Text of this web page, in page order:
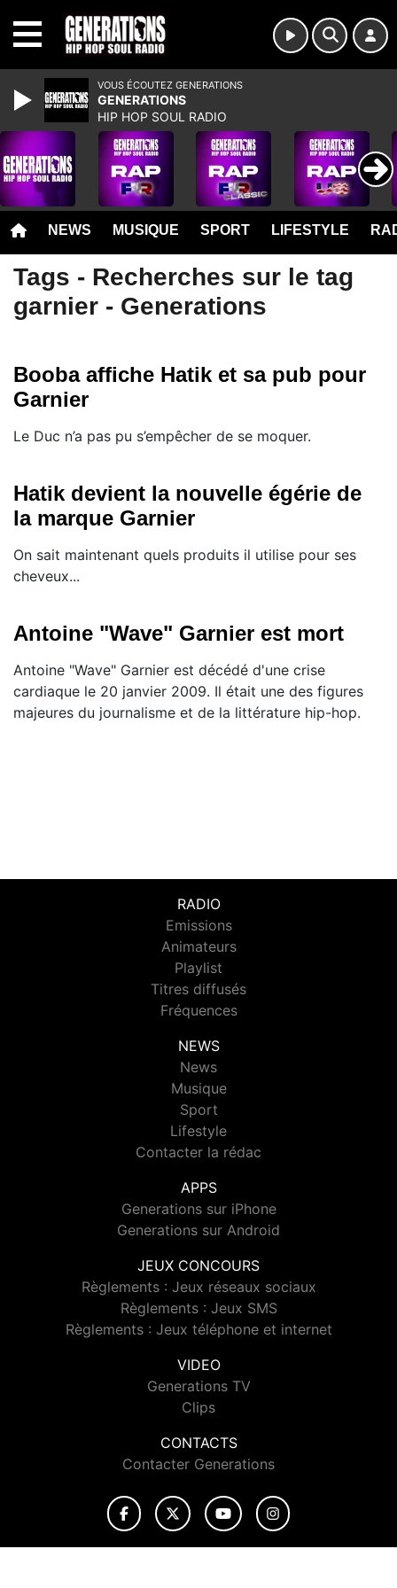
NEWS MUSIQUE SPORT LIFESTYLE
Tags - Recherches sur le tag
garnier - Generations
Booba affiche Hatik et sa pub pour
Garnier
Le Duc n’a pas pu s’empêcher de se moquer.
Hatik devient la nouvelle égérie de
la marque Garnier
On sait maintenant quels produits il utilise pour ses
cheveux...
Antoine "Wave" Garnier est mort
Antoine "Wave" Garnier est décédé d'une crise
cardiaque le 20 janvier 2009. Il était une des figures
majeures du journalisme et de la littérature hip-hop.
RADIO
Emissions
Animateurs
Playlist
Titres diffusés
Fréquences
NEWS
News
Musique
Sport
Lifestyle
Contacter la rédac
APPS
Generations sur iPhone
Generations sur Android
JEUX CONCOURS
Règlements : Jeux réseaux sociaux
Règlements : Jeux SMS
Règlements : Jeux téléphone et internet
VIDEO
Generations TV
Clips
CONTACTS
Contacter Generations
VOUS ÉCOUTEZ GENERATIONS
GENERATIONS
HIP HOP SOUL RADIO